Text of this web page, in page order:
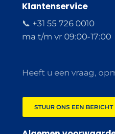
Klantenservice
📞 +31 55 726 0010
ma t/m vr 09:00-17:00
Heeft u een vraag,
STUUR ONS EEN BERICHT